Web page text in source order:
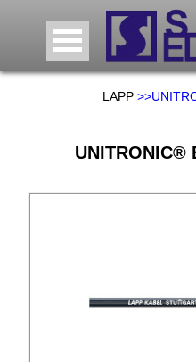
LAPP
UNITRONIC®